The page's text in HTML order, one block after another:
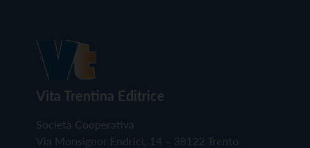
Vita Trentina Editrice
Società Cooperativa
Via Monsignor Endrici, 14 – 38122 Trento